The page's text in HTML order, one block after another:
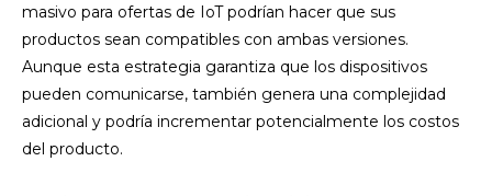
masivo para ofertas de IoT podrían hacer que sus
productos sean compatibles con ambas versiones.
Aunque esta estrategia garantiza que los dispositivos
pueden comunicarse, también genera una complejidad
adicional y podría incrementar potencialmente los costos
del producto.